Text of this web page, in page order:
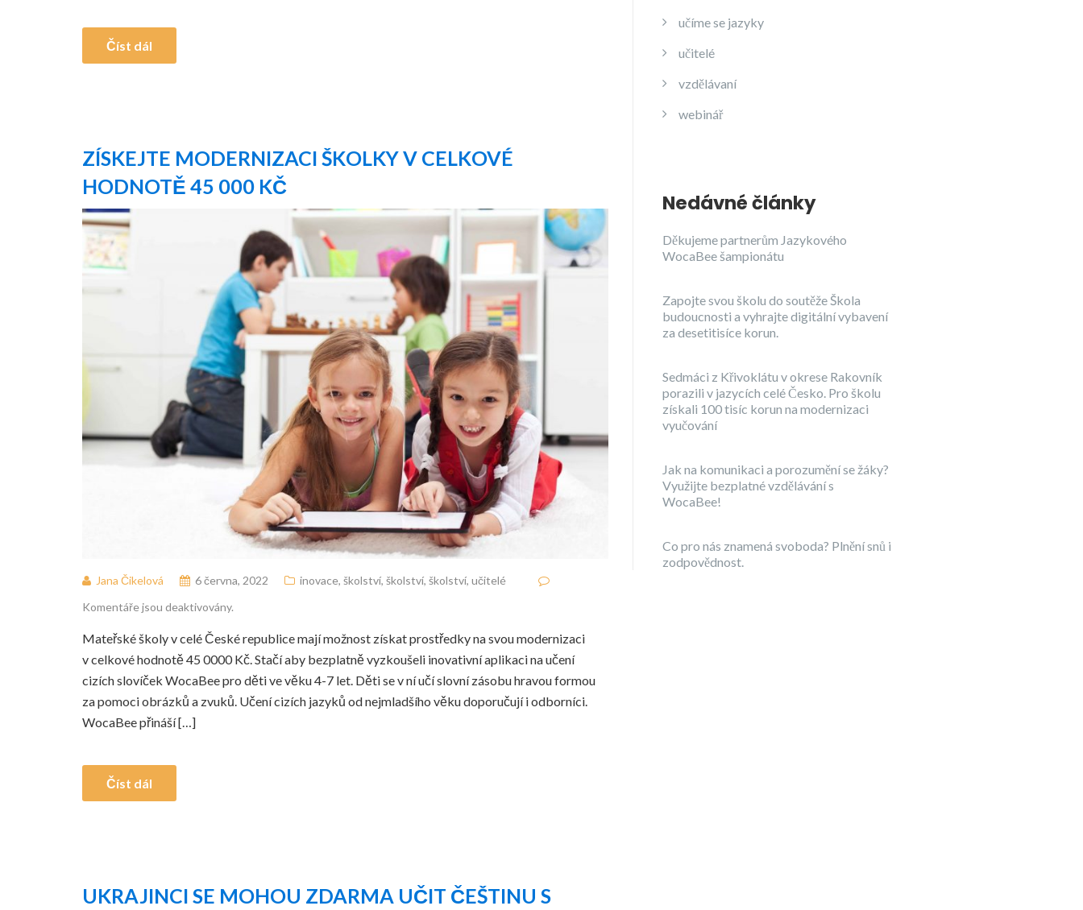
Číst dál
ZÍSKEJTE MODERNIZACI ŠKOLKY V CELKOVÉ
HODNOTĚ 45 000 KČ
Jana Čikelová 6 června, 2022 inovace, školství, školství, školství, učitelé
Komentáře jsou deaktivovány.
Mateřské školy v celé České republice mají možnost získat prostředky na svou modernizaci
v celkové hodnotě 45 0000 Kč. Stačí aby bezplatně vyzkoušeli inovativní aplikaci na učení
cizích slovíček WocaBee pro děti ve věku 4-7 let. Děti se v ní učí slovní zásobu hravou formou
za pomoci obrázků a zvuků. Učení cizích jazyků od nejmladšího věku doporučují i odborníci.
WocaBee přináší […]
Číst dál
UKRAJINCI SE MOHOU ZDARMA UČIT ČEŠTINU S
učíme se jazyky
učitelé
vzdělávaní
webinář
Nedávné články
Děkujeme partnerům Jazykového
WocaBee šampionátu
Zapojte svou školu do soutěže Škola
budoucnosti a vyhrajte digitální vybavení
za desetitisíce korun.
Sedmáci z Křivoklátu v okrese Rakovník
porazili v jazycích celé Česko. Pro školu
získali 100 tisíc korun na modernizaci
vyučování
Jak na komunikaci a porozumění se žáky?
Využijte bezplatné vzdělávání s
WocaBee!
Co pro nás znamená svoboda? Plnění snů i
zodpovědnost.